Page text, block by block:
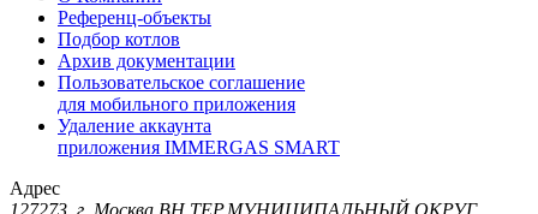
Референц-объекты
Подбор котлов
Архив документации
Пользовательское соглашение
для мобильного приложения
Удаление аккаунта
приложения IMMERGAS SMART
Адрес
127273, г. Москва ВН.ТЕР.МУНИЦИПАЛЬНЫЙ ОКРУГ